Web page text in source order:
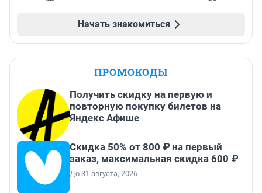
Начать знакомиться
ПРОМОКОДЫ
Получить скидку на первую и
повторную покупку билетов на
Яндекс Афише
Скидка 50% от 800 ₽ на первый
заказ, максимальная скидка 600 ₽
До 31 августа, 2026